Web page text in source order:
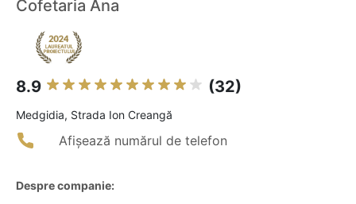
Cofetaria Ana
8.9 (32)
Medgidia, Strada Ion Creangă
Afișează numărul de telefon
Despre companie: